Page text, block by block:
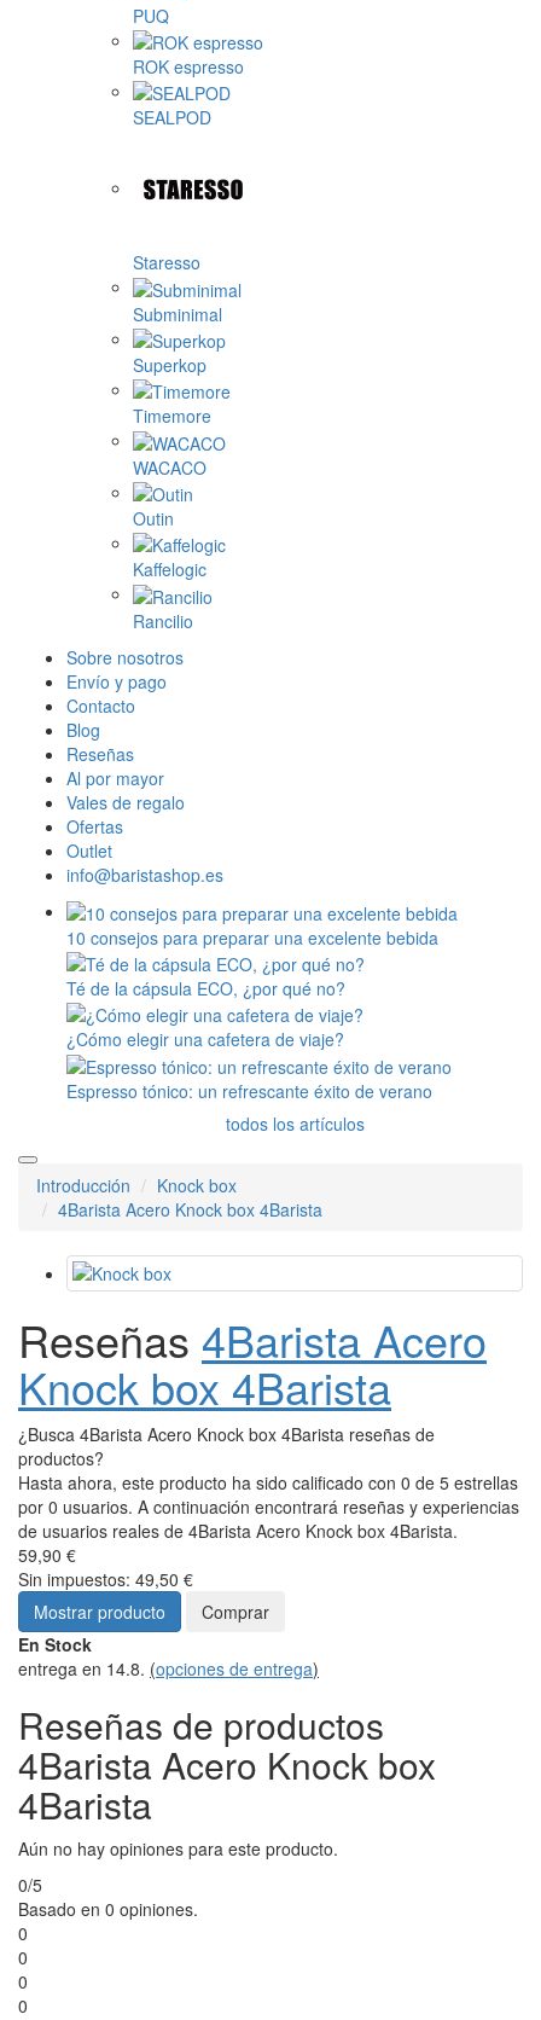
PUQ
ROK espresso
SEALPOD
Staresso
Subminimal
Superkop
Timemore
WACACO
Outin
Kaffelogic
Rancilio
Sobre nosotros
Envío y pago
Contacto
Blog
Reseñas
Al por mayor
Vales de regalo
Ofertas
Outlet
info@baristashop.es
10 consejos para preparar una excelente bebida
Té de la cápsula ECO, ¿por qué no?
¿Cómo elegir una cafetera de viaje?
Espresso tónico: un refrescante éxito de verano
todos los artículos
Introducción
Knock box
4Barista Acero Knock box 4Barista
Reseñas 4Barista Acero
Knock box 4Barista
¿Busca 4Barista Acero Knock box 4Barista reseñas de
productos?
Hasta ahora, este producto ha sido calificado con 0 de 5 estrellas
por 0 usuarios. A continuación encontrará reseñas y experiencias
de usuarios reales de 4Barista Acero Knock box 4Barista.
59,90 €
Sin impuestos: 49,50 €
Mostrar producto
Comprar
En Stock
entrega en 14.8. (opciones de entrega)
Reseñas de productos
4Barista Acero Knock box
4Barista
Aún no hay opiniones para este producto.
0/5
Basado en 0 opiniones.
0
0
0
0